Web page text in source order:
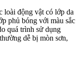
loài động vật có lớp da
phủ bóng với màu sắc
quá trình sử dụng
dễ bị mòn sơn,